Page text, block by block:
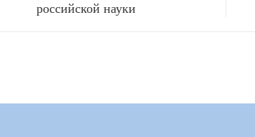
российской науки